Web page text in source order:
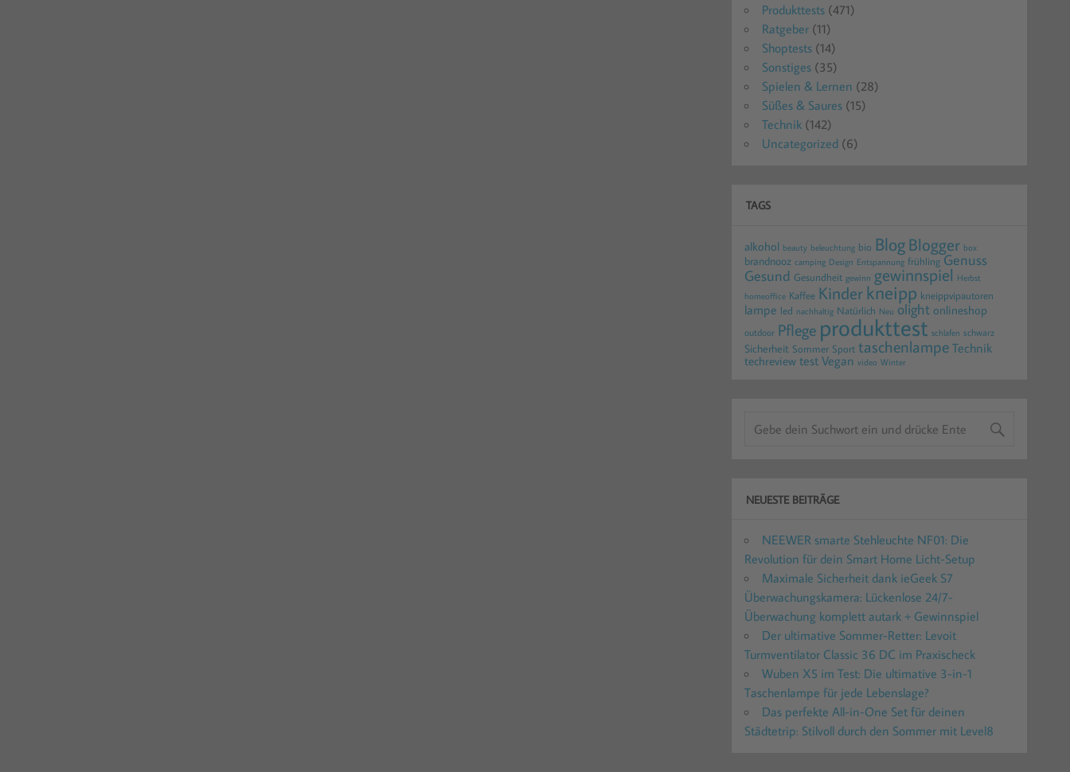
Produkttests (471)
Ratgeber (11)
Shoptests (14)
Sonstiges (35)
Spielen & Lernen (28)
Süßes & Saures (15)
Technik (142)
Uncategorized (6)
TAGS
alkohol beauty beleuchtung bio BlogBlogger box
brandnooz camping Design Entspannung frühling Genuss
Gesund Gesundheit gewinn gewinnspiel Herbst
homeoffice Kaffee Kinderkneipp kneippvipautoren
lampe led nachhaltig Natürlich Neu olight onlineshop
outdoor Pflege produkttest schlafen schwarz
Sicherheit Sommer Sport taschenlampe Technik
techreview test Vegan video Winter
NEUESTE BEITRÄGE
NEEWER smarte Stehleuchte NF01: Die
Revolution für dein Smart Home Licht-Setup
Maximale Sicherheit dank ieGeek S7
Überwachungskamera: Lückenlose 24/7-
Überwachung komplett autark + Gewinnspiel
Der ultimative Sommer-Retter: Levoit
Turmventilator Classic 36 DC im Praxischeck
Wuben X5 im Test: Die ultimative 3-in-1
Taschenlampe für jede Lebenslage?
Das perfekte All-in-One Set für deinen
Städtetrip: Stilvoll durch den Sommer mit Level8